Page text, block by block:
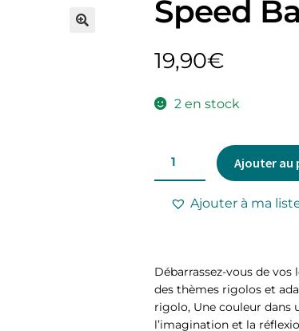
Speed
19,90€
2 en stock
Ajouter au
Ajouter à ma
Débarrassez-vous de
des thèmes rigolos et
rigolo, Une couleur dans
l’imagination et la